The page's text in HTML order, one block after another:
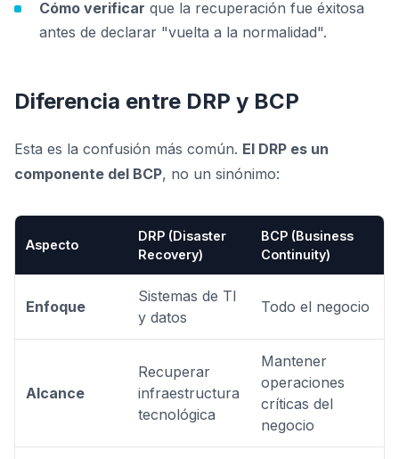
Cómo verificar que la recuperación fue éxitosa
antes de declarar "vuelta a la normalidad".
Diferencia entre DRP y BCP
Esta es la confusión más común. El DRP es un
componente del BCP, no un sinónimo:
Aspecto
DRP (Disaster
Recovery)
BCP (Business
Continuity)
Enfoque
Sistemas de TI
y datos
Todo el negocio
Alcance
Recuperar
infraestructura
tecnológica
Mantener
operaciones
críticas del
negocio